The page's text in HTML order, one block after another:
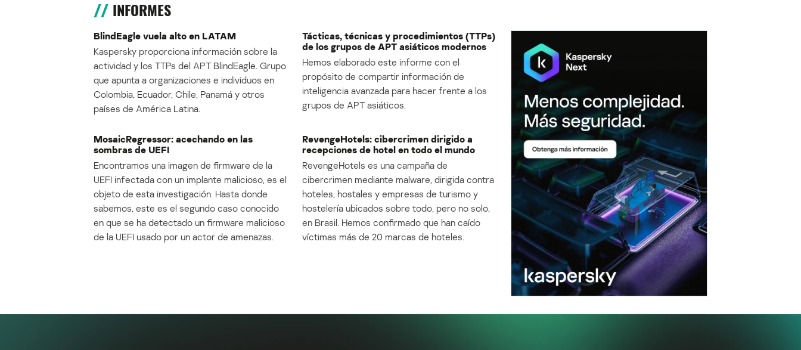
INFORMES
BlindEagle vuela alto en LATAM
Kaspersky proporciona información sobre la
actividad y los TTPs del APT BlindEagle. Grupo
que apunta a organizaciones e individuos en
Colombia, Ecuador, Chile, Panamá y otros
países de América Latina.
Tácticas, técnicas y procedimientos (TTPs)
de los grupos de APT asiáticos modernos
Hemos elaborado este informe con el
propósito de compartir información de
inteligencia avanzada para hacer frente a los
grupos de APT asiáticos.
MosaicRegressor: acechando en las
sombras de UEFI
Encontramos una imagen de firmware de la
UEFI infectada con un implante malicioso, es el
objeto de esta investigación. Hasta donde
sabemos, este es el segundo caso conocido
en que se ha detectado un firmware malicioso
de la UEFI usado por un actor de amenazas.
RevengeHotels: cibercrimen dirigido a
recepciones de hotel en todo el mundo
RevengeHotels es una campaña de
cibercrimen mediante malware, dirigida contra
hoteles, hostales y empresas de turismo y
hostelería ubicados sobre todo, pero no solo,
en Brasil. Hemos confirmado que han caído
víctimas más de 20 marcas de hoteles.